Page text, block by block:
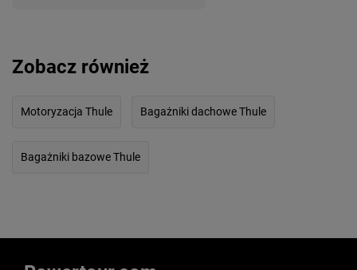
Zobacz również
Motoryzacja Thule Bagażniki dachowe Thule
Bagażniki bazowe Thule